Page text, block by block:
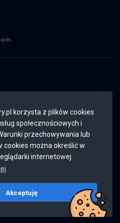
korzysta z plików cookies
społecznościowych i
przechowywania lub
cookies można określić w
internetowej.
Akceptuję
Wszystkie prawa
v2.8.4